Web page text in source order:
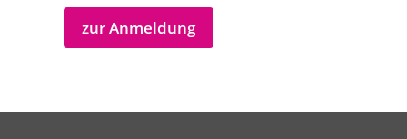
zur Anmeldung